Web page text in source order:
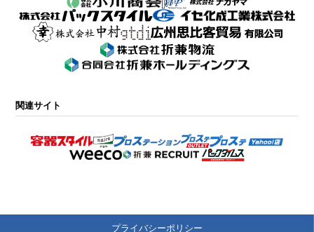
関連サイト
プライバシーポリシー